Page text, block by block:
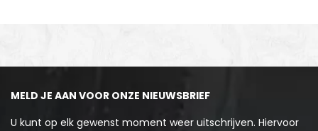
MELD JE AAN VOOR ONZE NIEUWSBRIEF
U kunt op elk gewenst moment weer uitschrijven. Hiervoor